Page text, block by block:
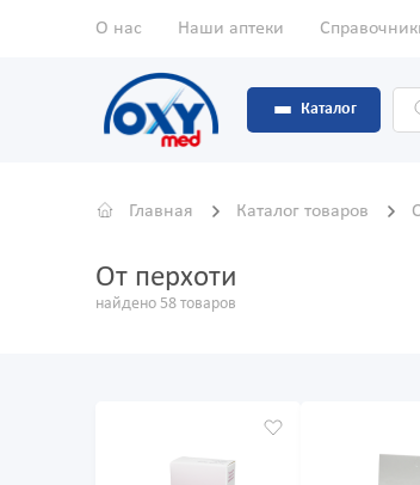
О нас Наши аптеки
Каталог
Главная Каталог товаров
От перхоти
найдено 58 товаров